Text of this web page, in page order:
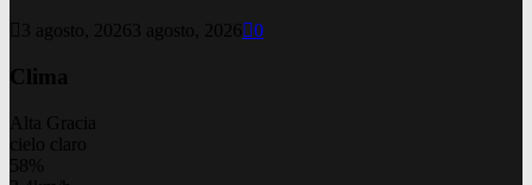
3 agosto, 2026 3 agosto, 2026 0
Clima
Alta Gracia
cielo claro
58%